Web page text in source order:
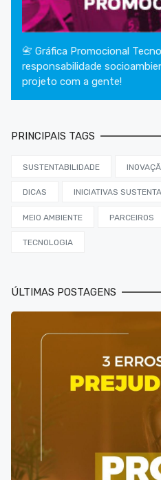
📇 Gráfica Promocional
responsabilidade
projeto com a gente!
PRINCIPAIS TAGS
SUSTENTABILIDADE
DICAS INICIATIVAS
MEIO AMBIENTE PARCEIROS
TECNOLOGIA
ÚLTIMAS POSTAGENS